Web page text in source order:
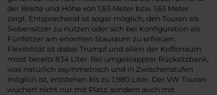
der Breite und Höhe von 1,83 Meter bzw. 1,63 Meter
zeigt. Entsprechend ist sogar möglich, den Touran als
Siebensitzer zu nutzen oder sich bei Konfiguration als
Fünfsitzer am enormen Stauraum zu erfreuen.
Flexibilität ist dabei Trumpf und allein der Kofferraum
misst bereits 834 Liter. Bei umgeklappter Rücksitzbank,
was natürlich asymmetrisch und in Zwischenstufen
möglich ist, entstehen bis zu 1.980 Liter. Der VW Touran
wuchert nicht nur mit Platz, sondern auch mit